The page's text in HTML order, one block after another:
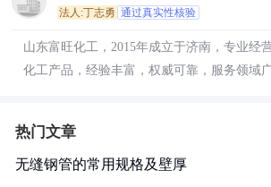
法人:丁志勇 通过真实性核验
山东富旺化工，2015年成立于济南，专业经
化工产品，经验丰富，权威可靠，服务领域广
热门文章
无缝钢管的常用规格及壁厚